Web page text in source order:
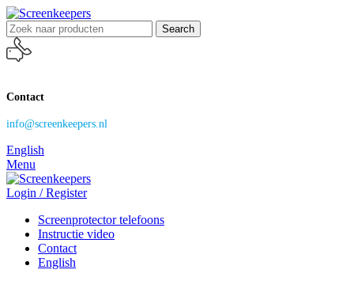
Search
Contact
info@screenkeepers.nl
English
Menu
Login / Register
Screenprotector telefoons
Instructie video
Contact
English